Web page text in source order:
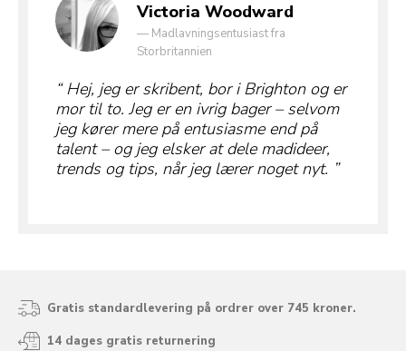
Victoria Woodward
— Madlavningsentusiast fra
Storbritannien
Hej, jeg er skribent, bor i Brighton og er
mor til to. Jeg er en ivrig bager – selvom
jeg kører mere på entusiasme end på
talent – og jeg elsker at dele madideer,
trends og tips, når jeg lærer noget nyt.
Gratis standardlevering på ordrer over 745 kroner.
14 dages gratis returnering